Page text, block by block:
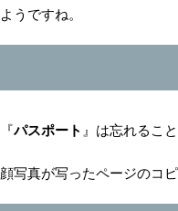
ようですね。
『パスポート 』は忘れるこ
顔写真が写ったページのコ